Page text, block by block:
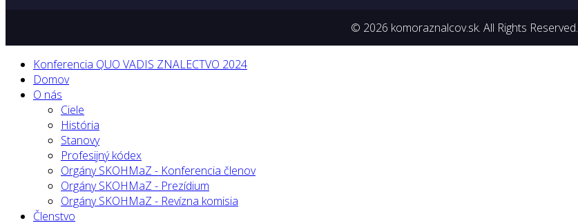
© 2026 komoraznalcov.sk. All Rights Reserved.
Konferencia QUO VADIS ZNALECTVO 2024
Domov
O nás
Ciele
História
Stanovy
Profesijný kódex
Orgány SKOHMaZ - Konferencia členov
Orgány SKOHMaZ - Prezídium
Orgány SKOHMaZ - Revízna komisia
Členstvo